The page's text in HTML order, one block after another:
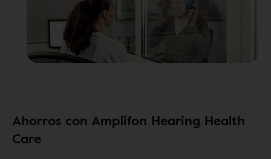
Ahorros con Amplifon Hearing Health
Care